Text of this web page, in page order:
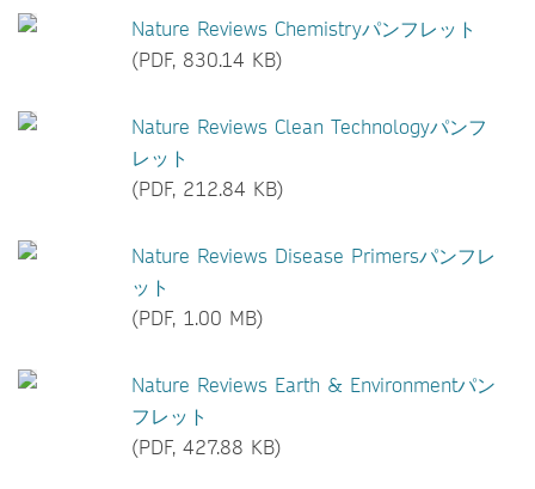
Nature Reviews Chemistryパンフレット
(PDF, 830.14 KB)
Nature Reviews Clean Technologyパンフ
レット
(PDF, 212.84 KB)
Nature Reviews Disease Primersパンフレ
ット
(PDF, 1.00 MB)
Nature Reviews Earth & Environmentパン
フレット
(PDF, 427.88 KB)